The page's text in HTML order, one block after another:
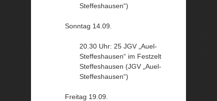
Steffeshausen“)
Sonntag 14.09.
20.30 Uhr: 25 JGV „Auel-
Steffeshausen“ im Festzelt
Steffeshausen (JGV „Auel-
Steffeshausen“)
Freitag 19.09.